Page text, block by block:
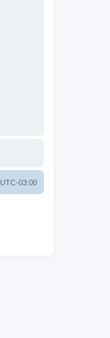
UTC-03:00